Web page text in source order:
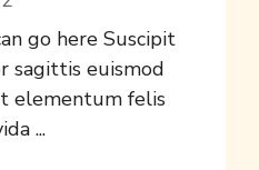
go here Suscipit
sagittis euismod
elementum felis
...